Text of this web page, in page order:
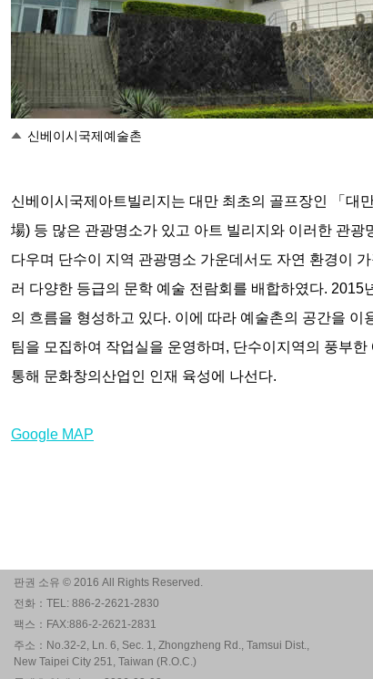
신베이시국제예술촌
신베이시국제아트빌리지는 대만 최초의 골프장인 「대
場) 등 많은 관광명소가 있고 아트 빌리지와 이러한 관
다우며 단수이 지역 관광명소 가운데서도 자연 환경이
러 다양한 등급의 문학 예술 전람회를 배합하였다.
의 흐름을 형성하고 있다. 이에 따라 예술촌의 공간을
팀을 모집하여 작업실을 운영하며, 단수이지역의 풍부
통해 문화창의산업인 인재 육성에 나선다.
Google MAP
판권 소유 © 2016 All Rights Reserved.
전화：TEL: 886-2-2621-2830
팩스：FAX:886-2-2621-2831
주소：No.32-2, Ln. 6, Sec. 1, Zhongzheng Rd., Tamsui Dist.,
New Taipei City 251, Taiwan (R.O.C.)